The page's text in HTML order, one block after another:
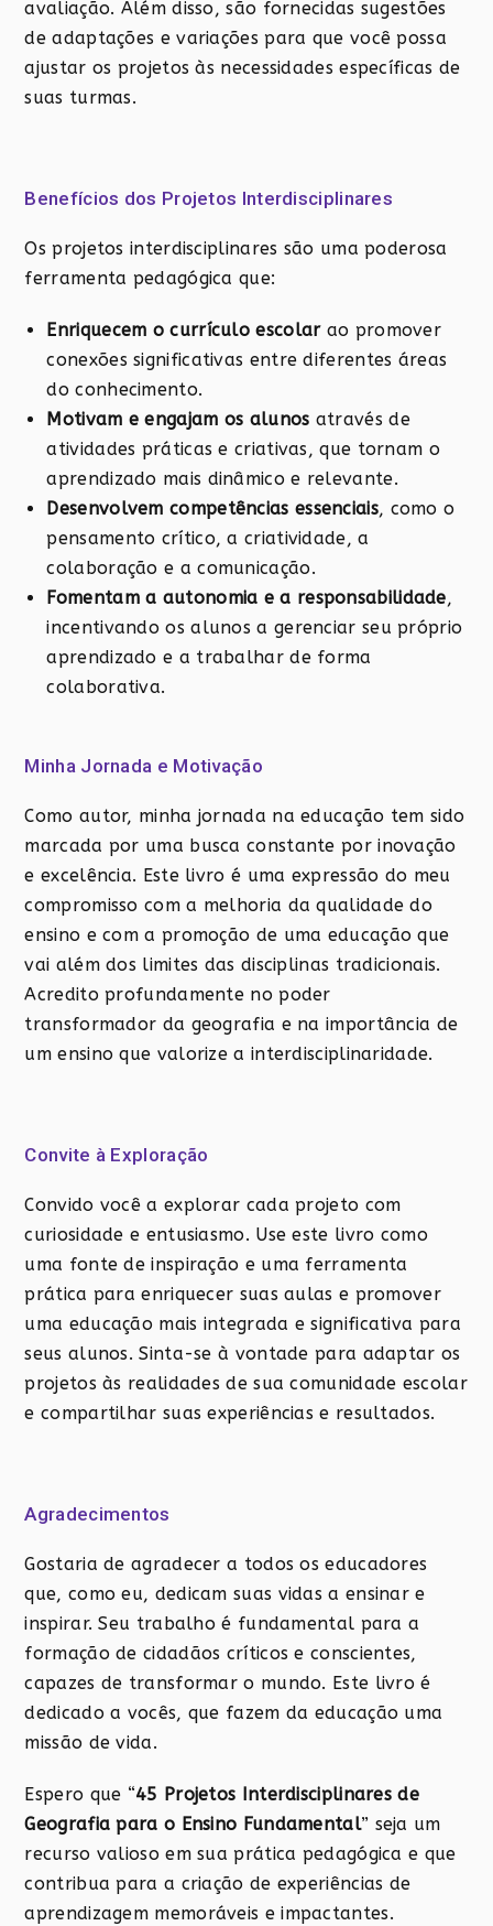
avaliação. Além disso, são fornecidas sugestões
de adaptações e variações para que você possa
ajustar os projetos às necessidades específicas de
suas turmas.
Benefícios dos Projetos Interdisciplinares
Os projetos interdisciplinares são uma poderosa
ferramenta pedagógica que:
Enriquecem o currículo escolarao promover
conexões significativas entre diferentes áreas
do conhecimento.
Motivam e engajam os alunos através de
atividades práticas e criativas, que tornam o
aprendizado mais dinâmico e relevante.
Desenvolvem competências essenciais, como o
pensamento crítico, a criatividade, a
colaboração e a comunicação.
Fomentam a autonomia e a responsabilidade,
incentivando os alunos a gerenciar seu próprio
aprendizado e a trabalhar de forma
colaborativa.
Minha Jornada e Motivação
Como autor, minha jornada na educação tem sido
marcada por uma busca constante por inovação
e excelência. Este livro é uma expressão do meu
compromisso com a melhoria da qualidade do
ensino e com a promoção de uma educação que
vai além dos limites das disciplinas tradicionais.
Acredito profundamente no poder
transformador da geografia e na importância de
um ensino que valorize a interdisciplinaridade.
Convite à Exploração
Convido você a explorar cada projeto com
curiosidade e entusiasmo. Use este livro como
uma fonte de inspiração e uma ferramenta
prática para enriquecer suas aulas e promover
uma educação mais integrada e significativa para
seus alunos. Sinta-se à vontade para adaptar os
projetos às realidades de sua comunidade escolar
e compartilhar suas experiências e resultados.
Agradecimentos
Gostaria de agradecer a todos os educadores
que, como eu, dedicam suas vidas a ensinar e
inspirar. Seu trabalho é fundamental para a
formação de cidadãos críticos e conscientes,
capazes de transformar o mundo. Este livro é
dedicado a vocês, que fazem da educação uma
missão de vida.
Espero que “45 Projetos Interdisciplinares de
Geografia para o Ensino Fundamental” seja um
recurso valioso em sua prática pedagógica e que
contribua para a criação de experiências de
aprendizagem memoráveis e impactantes.